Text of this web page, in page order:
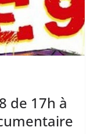
de 17h à